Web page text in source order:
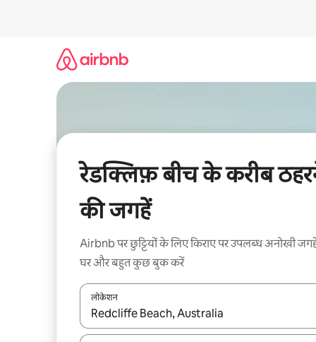
रेडक्लिफ़ बीच के करीब
की जगहें
Airbnb पर छुट्टियों के लिए किराए पर उपलब्ध अनोखी
घर और बहुत कुछ बुक करें
लोकेशन
नतीजों के उपलब्ध होने पर, अप और डाउन 'ऐरो की' का